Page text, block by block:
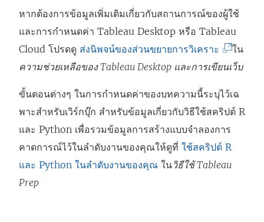
น
ห
น้
า
า
ง
ใ
ห
ม่
หากต้องการข้อมูลเพิ่มเติมเกี่ยวกับสถานการณ์ของผู้ใช้
และการกำหนดค่า Tableau Desktop หรือ Tableau
Cloud โปรดดู ส่งนิพจน์ของส่วนขยายการวิเคราะ
ลิ
ก์
ใน
ความช่วยเหลือของ Tableau Desktop และการเขียนเว็บ
ขั้นตอนต่างๆ ในการกำหนดค่าของบทความนี้ระบุไว้เฉ
พาะสำหรับเวิร์กบุ๊ก สำหรับข้อมูลเกี่ยวกับวิธีใช้สคริปต์ R
และ Python เพื่อรวมข้อมูลการสร้างแบบจำลองการ
คาดการณ์ไว้ในลำดับงานของคุณให้ดูที่ ใช้สคริปต์ R
และ Python ในลำดับงานของคุณ ในวิธีใช้ Tableau
Prep